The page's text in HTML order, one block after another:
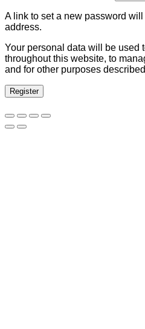
A link to set a new password will
address.
Your personal data will be used
throughout this website, to
and for other purposes
Register